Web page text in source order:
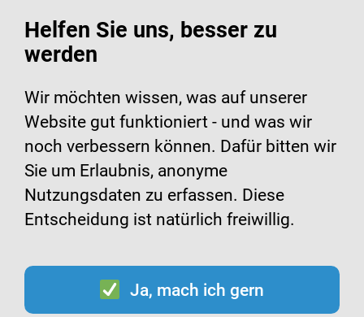
Helfen Sie uns, besser zu
werden
Wir möchten wissen, was auf unserer
Website gut funktioniert - und was wir
noch verbessern können. Dafür bitten wir
Sie um Erlaubnis, anonyme
Nutzungsdaten zu erfassen. Diese
Entscheidung ist natürlich freiwillig.
Ja, mach ich gern
Infomaterialien zur
Hygiene